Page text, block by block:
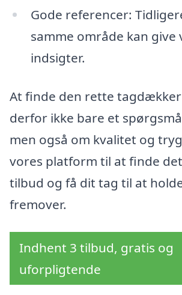
Gode referencer:
samme område kan
indsigter.
At finde den rette tagdækker
derfor ikke bare et
men også om kvalitet og
vores platform til at finde
tilbud og få dit tag til at
fremover.
Indhent 3 tilbud, gratis og
uforpligtende